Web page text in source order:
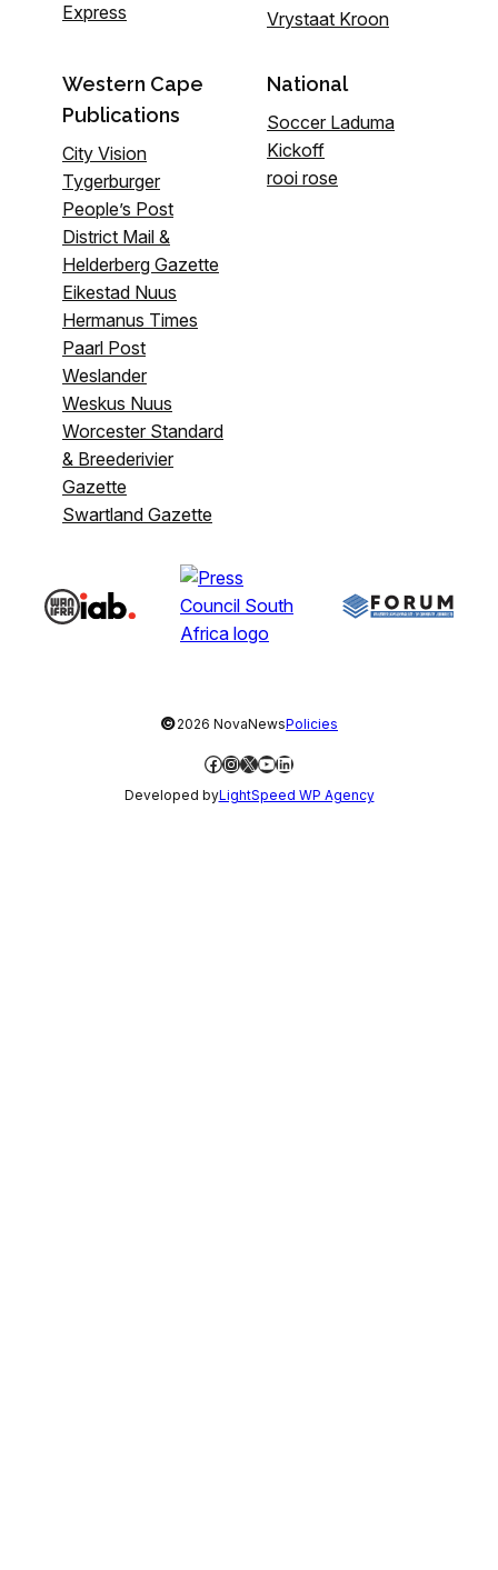
Express
Vrystaat Kroon
Western Cape
Publications
City Vision
Tygerburger
People’s Post
District Mail &
Helderberg Gazette
Eikestad Nuus
Hermanus Times
Paarl Post
Weslander
Weskus Nuus
Worcester Standard
& Breederivier
Gazette
Swartland Gazette
National
Soccer Laduma
Kickoff
rooi rose
©2026 NovaNewsPolicies
Facebook
Instagram
X YouTube
LinkedIn
Developed byLightSpeed WP Agency